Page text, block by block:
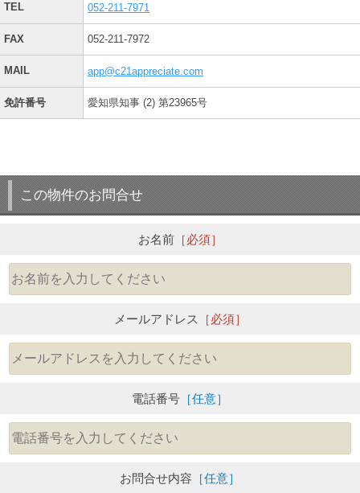
TEL 052-211-7971
FAX 052-211-7972
MAIL app@c21appreciate.com
免許番号 愛知県知事 (2) 第23965号
この物件のお問合せ
お名前［必須］
メールアドレス ［必須］
電話番号 ［任意］
お問合せ内容 ［任意］